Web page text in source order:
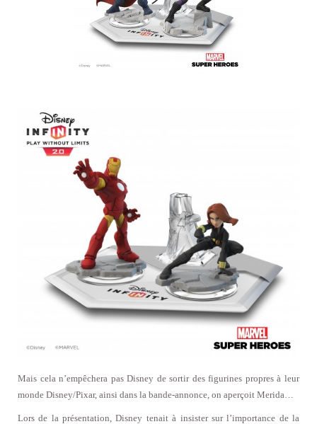
Mais cela n’empêchera pas Disney de sortir des figurines propres à leur
monde Disney/Pixar, ainsi dans la bande-annonce, on aperçoit Merida…
Lors de la présentation, Disney tenait à insister sur l’importance de la